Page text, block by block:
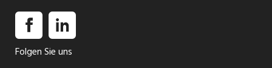
Folgen Sie uns